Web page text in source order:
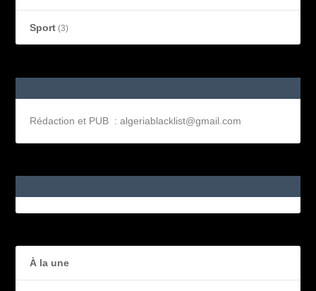
Sport (3)
Rédaction et PUB : algeriablacklist@gmail.com
À la une